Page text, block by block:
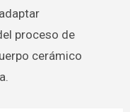
proceso de
cerámico